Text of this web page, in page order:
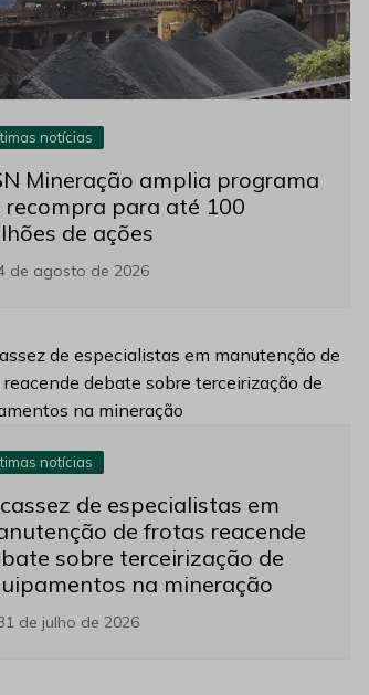
notícias
Mineração amplia programa
recompra para até 100
de ações
de agosto de 2026
notícias
de especialistas em
de frotas reacende
sobre terceirização de
na mineração
de julho de 2026